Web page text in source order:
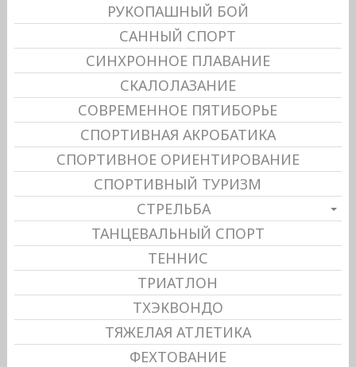
РУКОПАШНЫЙ БОЙ
САННЫЙ СПОРТ
СИНХРОННОЕ ПЛАВАНИЕ
СКАЛОЛАЗАНИЕ
СОВРЕМЕННОЕ ПЯТИБОРЬЕ
СПОРТИВНАЯ АКРОБАТИКА
СПОРТИВНОЕ ОРИЕНТИРОВАНИЕ
СПОРТИВНЫЙ ТУРИЗМ
СТРЕЛЬБА
ТАНЦЕВАЛЬНЫЙ СПОРТ
ТЕННИС
ТРИАТЛОН
ТХЭКВОНДО
ТЯЖЕЛАЯ АТЛЕТИКА
ФЕХТОВАНИЕ